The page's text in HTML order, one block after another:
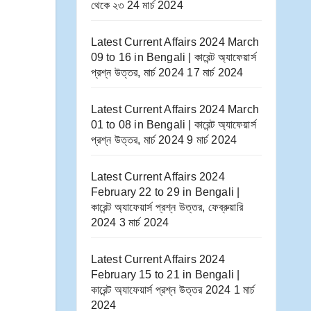
থেকে ২৩ 24 মার্চ 2024
Latest Current Affairs 2024 March
09 to 16​ in Bengali | কারেন্ট অ্যাফেয়ার্স
প্রশ্ন উত্তর, মার্চ 2024 17 মার্চ 2024
Latest Current Affairs 2024 March
01 to 08​ in Bengali | কারেন্ট অ্যাফেয়ার্স
প্রশ্ন উত্তর, মার্চ 2024 9 মার্চ 2024
Latest Current Affairs 2024
February 22 to 29​ in Bengali |
কারেন্ট অ্যাফেয়ার্স প্রশ্ন উত্তর, ফেব্রুয়ারি
2024 3 মার্চ 2024
Latest Current Affairs 2024
February 15 to 21​ in Bengali |
কারেন্ট অ্যাফেয়ার্স প্রশ্ন উত্তর 2024 1 মার্চ
2024